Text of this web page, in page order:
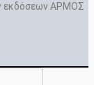
εκδόσεων ΑΡΜΟΣ